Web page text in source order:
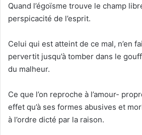
Quand l’égoïsme trouve le champ
perspicacité de l’esprit.
Celui qui est atteint de ce mal, n’en
pervertit jusqu’à tomber dans le
du malheur.
Ce que l’on reproche à l’amour-
effet qu’à ses formes abusives et
à l’ordre dicté par la raison.